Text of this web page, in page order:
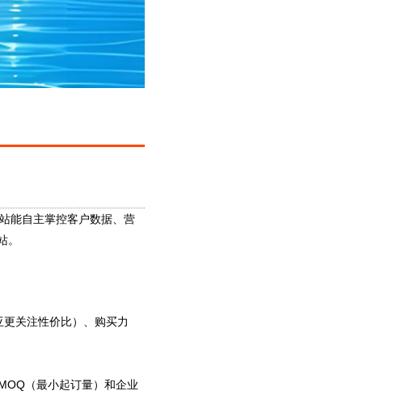
能自主掌控客户数据、营
关注性价比）、购买力
（最小起订量）和企业